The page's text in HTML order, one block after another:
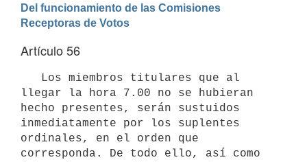
Del funcionamiento de las Comisiones
Receptoras de Votos
Artículo 56
llegar la hora 7.00 no se hubieran
hecho presentes, serán sustuidos
inmediatamente por los suplentes
ordinales, en el orden que
corresponda. De todo ello, así como